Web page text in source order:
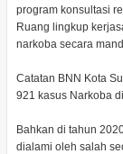
program konsultasi
Ruang lingkup
narkoba secara
Catatan BNN Kota
921 kasus Narkoba
Bahkan di tahun
dialami oleh salah